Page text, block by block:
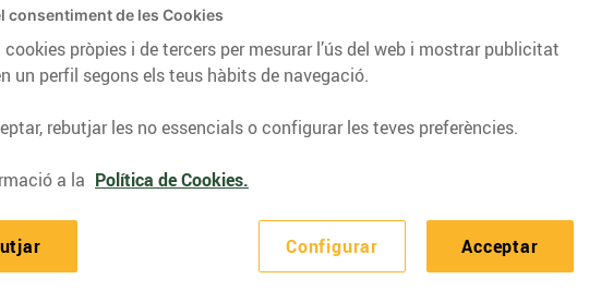
del nostre territori i molts altres temes.
CONSELLS I HÀBITS SALUDABLES ENERGIA GASTRONOMIA I TRADICIONS
consentiment de les Cookies
pròpies i de tercers per mesurar l’ús del web i mostrar publicitat
un perfil segons els teus hàbits de navegació.
rebutjar les no essencials o configurar les teves preferències.
a la Política de Cookies.
Configurar Acceptar